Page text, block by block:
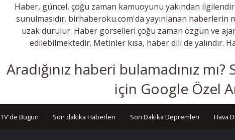
Haber, güncel, çoğu zaman kamuoyunu yakından
sunulmasıdır. birhaberoku.com'da yayınlanan
uzak durulur. Haber görselleri çoğu zaman özgün ve
edilebilmektedir. Metinler kısa, haber dili de yalındır.
Aradığınız haberi bulamadınız
için Google Özel
TV'de Bugün Son dakika Haberleri Son Dakika Depremleri Hava